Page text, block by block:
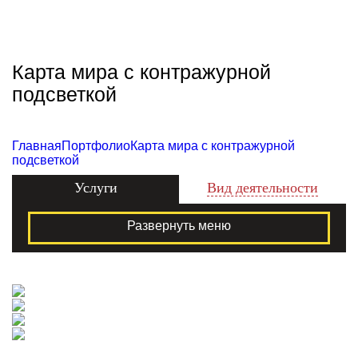
Карта мира с контражурной
подсветкой
ГлавнаяПортфолиоКарта мира с контражурной
подсветкой
Услуги Вид деятельности
Развернуть меню